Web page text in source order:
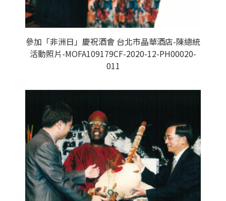
參加「非洲日」慶祝酒會 台北市晶華酒店-陳總統
活動照片-MOFA109179CF-2020-12-PH00020-
011